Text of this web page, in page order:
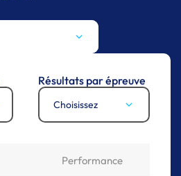
Résultats par épreuve
Choisissez
Performance